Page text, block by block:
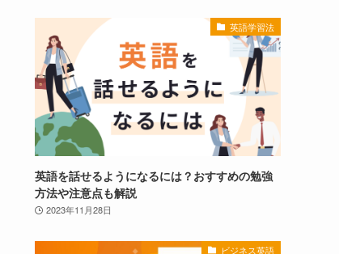
英語学習法
英語を話せるようになるには？おすすめの勉強
方法や注意点も解説
2023年11月28日
ビジネス英語